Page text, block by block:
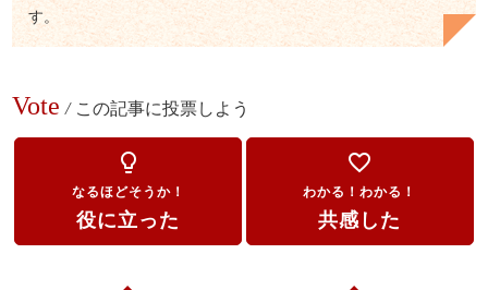
す。
Vote / この記事に投票しよう
lightbulb_outline
なるほどそうか！
役に立った
favorite_border
わかる！わかる！
共感した